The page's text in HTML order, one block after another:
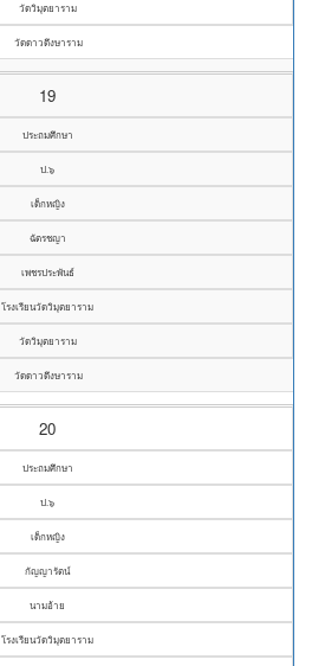
วัดวิมุตยาราม
วัดดาวดึงษาราม
19
ประถมศึกษา
ป.๖
เด็กหญิง
ฉัตรชญา
เพชรประพันธ์
โรงเรียนวัดวิมุตยาราม
วัดวิมุตยาราม
วัดดาวดึงษาราม
20
ประถมศึกษา
ป.๖
เด็กหญิง
กัญญารัตน์
นามอ้าย
โรงเรียนวัดวิมุตยาราม